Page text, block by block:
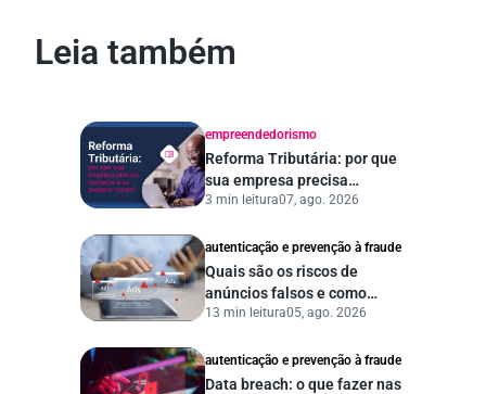
Leia também
empreendedorismo
Reforma Tributária: por que
sua empresa precisa
começar a se preparar
3 min leitura07, ago. 2026
autenticação e prevenção à fraude
Quais são os riscos de
anúncios falsos e como
proteger seu negócio?
13 min leitura05, ago. 2026
autenticação e prevenção à fraude
Data breach: o que fazer nas